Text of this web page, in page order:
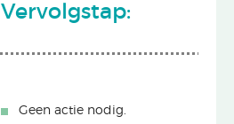
Vervolgstap:
Geen actie nodig.